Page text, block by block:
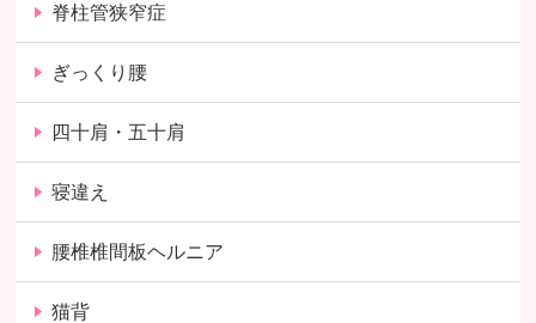
脊柱管狭窄症
ぎっくり腰
四十肩・五十肩
寝違え
腰椎椎間板ヘルニア
猫背